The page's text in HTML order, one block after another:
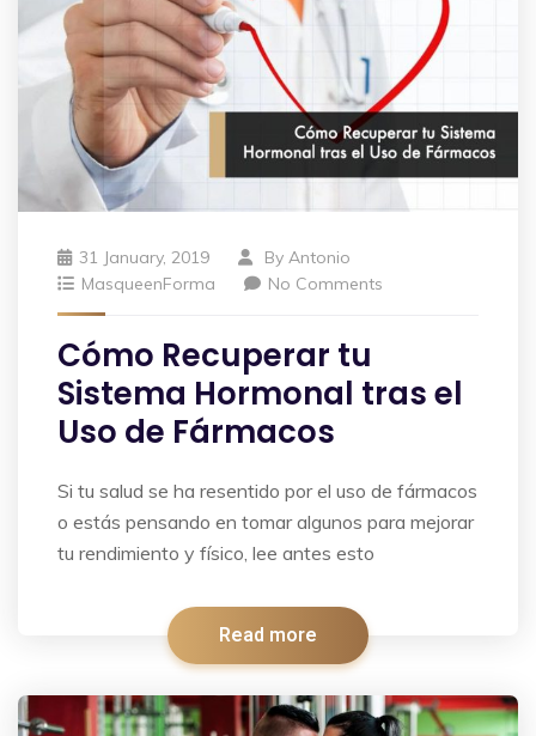
31 January, 2019 By Antonio
MasqueenForma
No Comments
Cómo Recuperar tu
Sistema Hormonal tras el
Uso de Fármacos
Si tu salud se ha resentido por el uso de fármacos
o estás pensando en tomar algunos para mejorar
tu rendimiento y físico, lee antes esto
Read more